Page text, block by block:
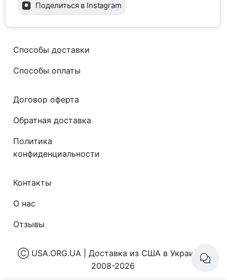
Поделиться в Instagram
Способы доставки
Способы оплаты
Договор оферта
Обратная доставка
Политика
конфиденциальности
Контакты
О нас
Отзывы
Ⓒ USA.ORG.UA | Доставка из США в Украину|
2008-2026